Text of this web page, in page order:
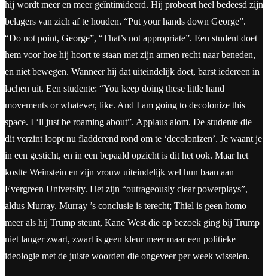
hij wordt meer en meer geïntimideerd. Hij probeert heel bedeesd zijn
belagers van zich af te houden. “Put your hands down George”.
“Do not point, George”, “That’s not appropriate”. Een student doet
hem voor hoe hij hoort te staan met zijn armen recht naar beneden,
en niet bewegen. Wanneer hij dat uiteindelijk doet, barst iedereen in
lachen uit. Een studente: “You keep doing these little hand
movements or whatever, like. And I am going to decolonize this
space. I ‘ll just be roaming about”. Applaus alom. De studente die
dit verzint loopt nu fladderend rond om te ‘decolonizen’. Je waant je
in een gesticht, en in een bepaald opzicht is dit het ook. Maar het
kostte Weinstein en zijn vrouw uiteindelijk wel hun baan aan
Evergreen University. Het zijn “outrageously clear powerplays”,
aldus Murray. Murray ’s conclusie is terecht; Thiel is geen homo
meer als hij Trump steunt, Kane West die op bezoek ging bij Trump
niet langer zwart, zwart is geen kleur meer maar een politieke
ideologie met de juiste woorden die ongeveer per week wisselen.